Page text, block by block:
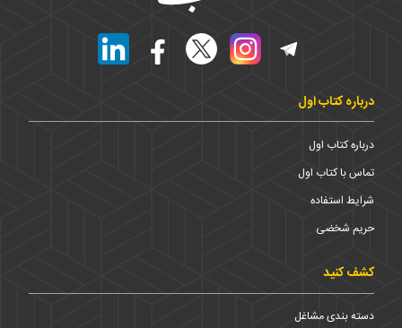
درباره کتاب اول
درباره کتاب اول
تماس با کتاب اول
شرایط استفاده
حریم شخضی
کشف کنید
دسته بندی مشاغل